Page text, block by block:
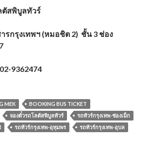
ตัสพิบูลทัวร์
รกรุงเทพฯ (หมอชิต 2) ชั้น 3 ช่อง
9362474
MEK
BOOKING BUS TICKET
จองตั๋วรถโลตัสพิบูลทัวร์
รถทัวร์กรุงเทพ-ช่องเม็ก
รถทัวร์กรุงเทพ-อุทุมพร
รถทัวร์กรุงเทพ-อุบล